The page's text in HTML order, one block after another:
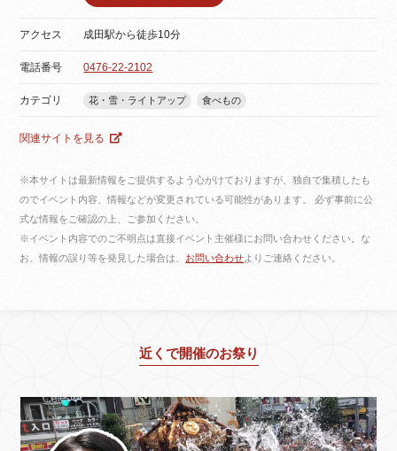
アクセス 成田駅から徒歩10分
電話番号 0476-22-2102
カテゴリ 花・雪・ライトアップ 食べもの
関連サイトを見る
※本サイトは最新情報をご提供するよう心がけておりますが、独自で集積したも
のでイベント内容、情報などが変更されている可能性があります。 必ず事前に公
式な情報をご確認の上、ご参加ください。
※イベント内容でのご不明点は直接イベント主催様にお問い合わせください。な
お、情報の誤り等を発見した場合は、 お問い合わせよりご連絡ください。
近くで開催のお祭り